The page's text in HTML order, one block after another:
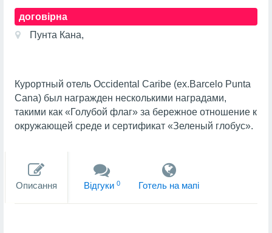
договірна
Пунта Кана,
Курортный отель Occidental Caribe (ex.Barcelo Punta
Cana) был награжден несколькими наградами,
такими как «Голубой флаг» за бережное отношение к
окружающей среде и сертификат «Зеленый глобус».
Описання Вiдгуки 0 Готель на мапi